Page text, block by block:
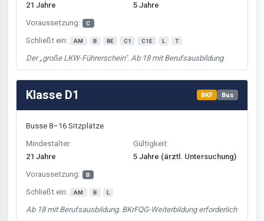
21 Jahre
5 Jahre
Voraussetzung:
C
Schließt ein: AM B BE C1 C1E L T
Der „große LKW-Führerschein". Ab 18 mit Berufsausbildung
Klasse D1 BKF Bus
Busse 8–16 Sitzplätze
Mindestalter:
21 Jahre
Gültigkeit:
5 Jahre (ärztl. Untersuchung)
Voraussetzung:
B
Schließt ein: AM B L
Ab 18 mit Berufsausbildung. BKrFQG-Weiterbildung erforderlich